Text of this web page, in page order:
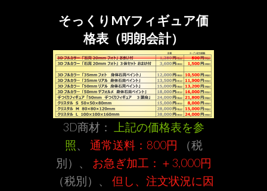
そっくりMYフィギュア価
格表（明朗会計）
3D商材：
上記の価格表を参
照、 通常送料：800円 （税
別）、 お急ぎ加工：＋3,000円
（税別）、 但し、注文状況に因